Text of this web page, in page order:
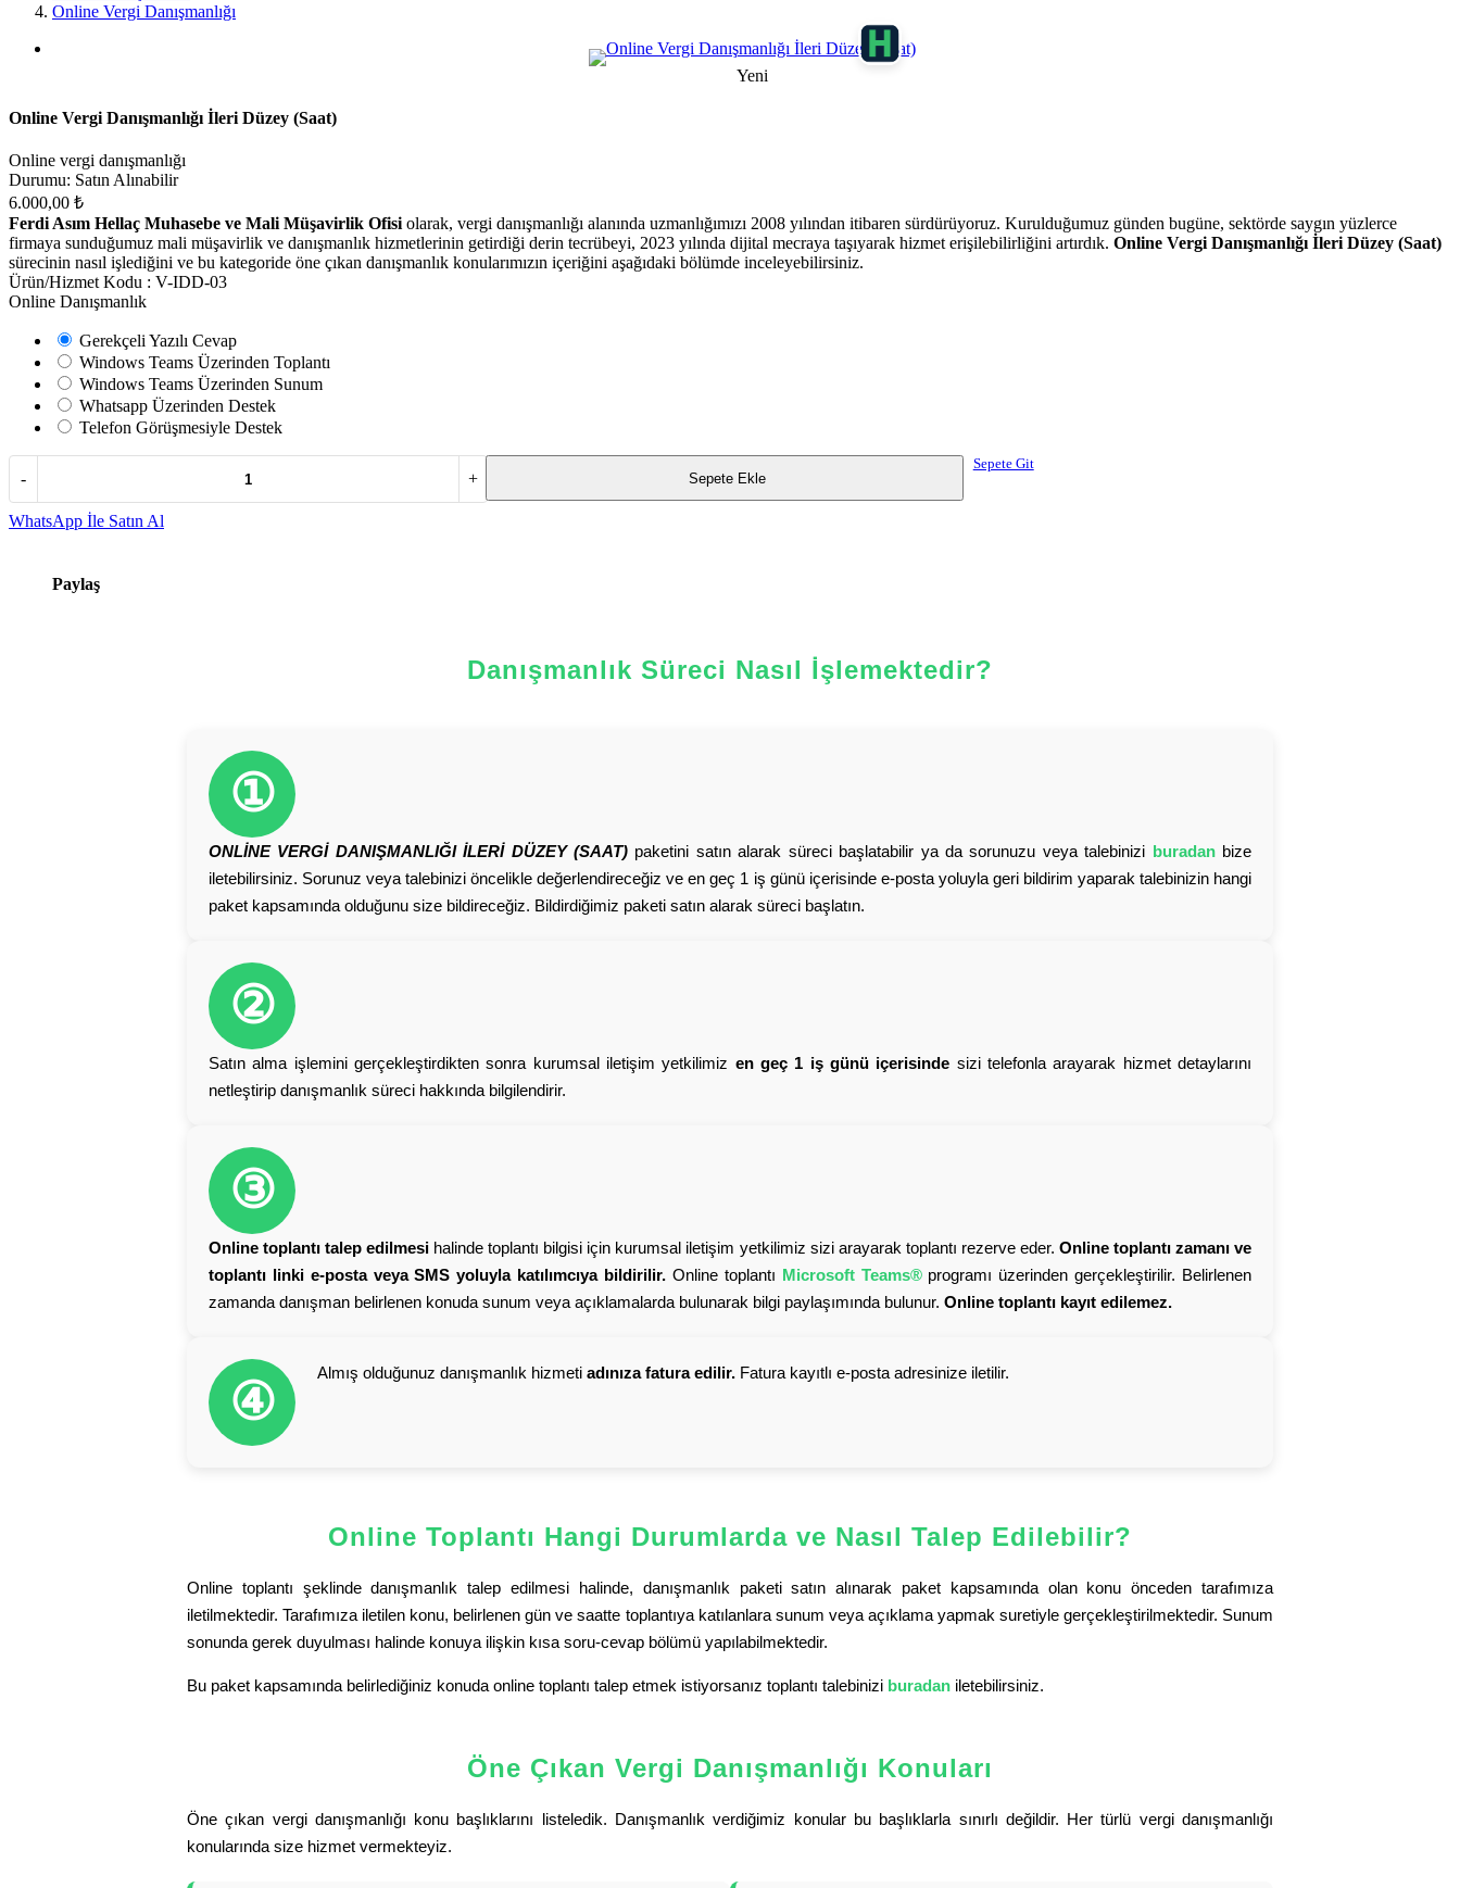
Müşavir
Asım
Hellaç
Online Vergi Danışmanlığı
Yeni
Online Vergi Danışmanlığı İleri Düzey (Saat)
Online vergi danışmanlığı
Durumu: Satın Alınabilir
6.000,00 ₺
Ferdi Asım Hellaç Muhasebe ve Mali Müşavirlik Ofisi olarak, vergi danışmanlığı alanında uzmanlığımızı 2008 yılından itibaren sürdürüyoruz. Kurulduğumuz günden bugüne, sektörde saygın yüzlerce
firmaya sunduğumuz mali müşavirlik ve danışmanlık hizmetlerinin getirdiği derin tecrübeyi, 2023 yılında dijital mecraya taşıyarak hizmet erişilebilirliğini artırdık. Online Vergi Danışmanlığı İleri Düzey (Saat)
sürecinin nasıl işlediğini ve bu kategoride öne çıkan danışmanlık konularımızın içeriğini aşağıdaki bölümde inceleyebilirsiniz.
Ürün/Hizmet Kodu : V-IDD-03
Online Danışmanlık
Gerekçeli Yazılı Cevap
Windows Teams Üzerinden Toplantı
Windows Teams Üzerinden Sunum
Whatsapp Üzerinden Destek
Telefon Görüşmesiyle Destek
- + Sepete Ekle
Sepete Git
WhatsApp İle Satın Al
Paylaş
Danışmanlık Süreci Nasıl İşlemektedir?
①
ONLİNE VERGİ DANIŞMANLIĞI İLERİ DÜZEY (SAAT) paketini satın alarak süreci başlatabilir ya da sorunuzu veya talebinizi buradanbize
iletebilirsiniz. Sorunuz veya talebinizi öncelikle değerlendireceğiz ve en geç 1 iş günü içerisinde e-posta yoluyla geri bildirim yaparak talebinizin hangi
paket kapsamında olduğunu size bildireceğiz. Bildirdiğimiz paketi satın alarak süreci başlatın.
②
Satın alma işlemini gerçekleştirdikten sonra kurumsal iletişim yetkilimiz en geç 1 iş günü içerisinde sizi telefonla arayarak hizmet detaylarını
netleştirip danışmanlık süreci hakkında bilgilendirir.
③
Online toplantı talep edilmesi halinde toplantı bilgisi için kurumsal iletişim yetkilimiz sizi arayarak toplantı rezerve eder. Online toplantı zamanı ve
toplantı linki e-posta veya SMS yoluyla katılımcıya bildirilir. Online toplantı Microsoft Teams®programı üzerinden gerçekleştirilir. Belirlenen
zamanda danışman belirlenen konuda sunum veya açıklamalarda bulunarak bilgi paylaşımında bulunur. Online toplantı kayıt edilemez.
④
Almış olduğunuz danışmanlık hizmeti adınıza fatura edilir. Fatura kayıtlı e-posta adresinize iletilir.
Online Toplantı Hangi Durumlarda ve Nasıl Talep Edilebilir?
Online toplantı şeklinde danışmanlık talep edilmesi halinde, danışmanlık paketi satın alınarak paket kapsamında olan konu önceden tarafımıza
iletilmektedir. Tarafımıza iletilen konu, belirlenen gün ve saatte toplantıya katılanlara sunum veya açıklama yapmak suretiyle gerçekleştirilmektedir. Sunum
sonunda gerek duyulması halinde konuya ilişkin kısa soru-cevap bölümü yapılabilmektedir.
Bu paket kapsamında belirlediğiniz konuda online toplantı talep etmek istiyorsanız toplantı talebinizi buradan iletebilirsiniz.
Öne Çıkan Vergi Danışmanlığı Konuları
Öne çıkan vergi danışmanlığı konu başlıklarını listeledik. Danışmanlık verdiğimiz konular bu başlıklarla sınırlı değildir. Her türlü vergi danışmanlığı
konularında size hizmet vermekteyiz.